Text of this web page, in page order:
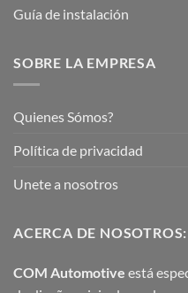
Guía de instalación
SOBRE LA EMPRESA
Quienes Sómos?
Política de privacidad
Unete a nosotros
ACERCA DE NOSOTROS:
COM Automotive está